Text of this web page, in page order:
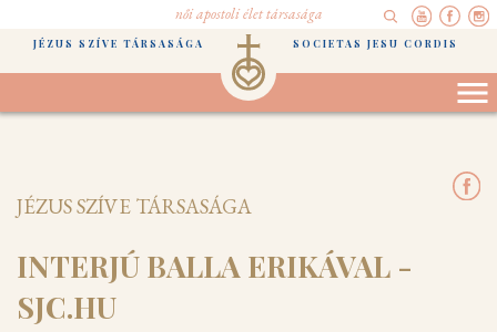
női apostoli élet társasága
JÉZUS SZÍVE TÁRSASÁGA SOCIETAS JESU CORDIS
JÉZUS SZÍVE TÁRSASÁGA
INTERJÚ BALLA ERIKÁVAL -
SJC.HU